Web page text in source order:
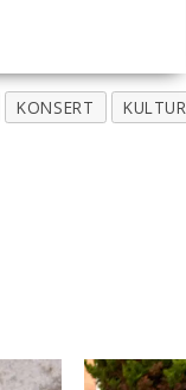
KONSERT KULTUR